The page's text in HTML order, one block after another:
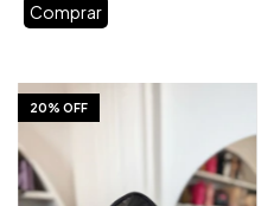
Comprar
1/10
20% OFF